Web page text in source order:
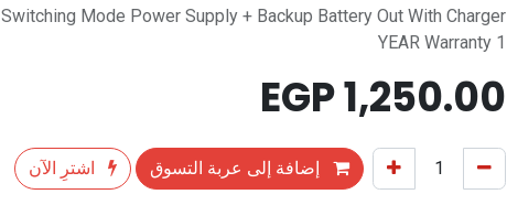
Switching Mode Power Supply + Backup Battery Out With Charger
1 YEAR Warranty
1,250.00
إضافة إلى عربة التسوق
اشترِ الآن